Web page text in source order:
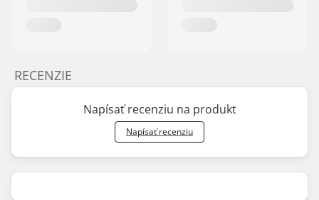
RECENZIE
Napísať recenziu na produkt
Napísať recenziu